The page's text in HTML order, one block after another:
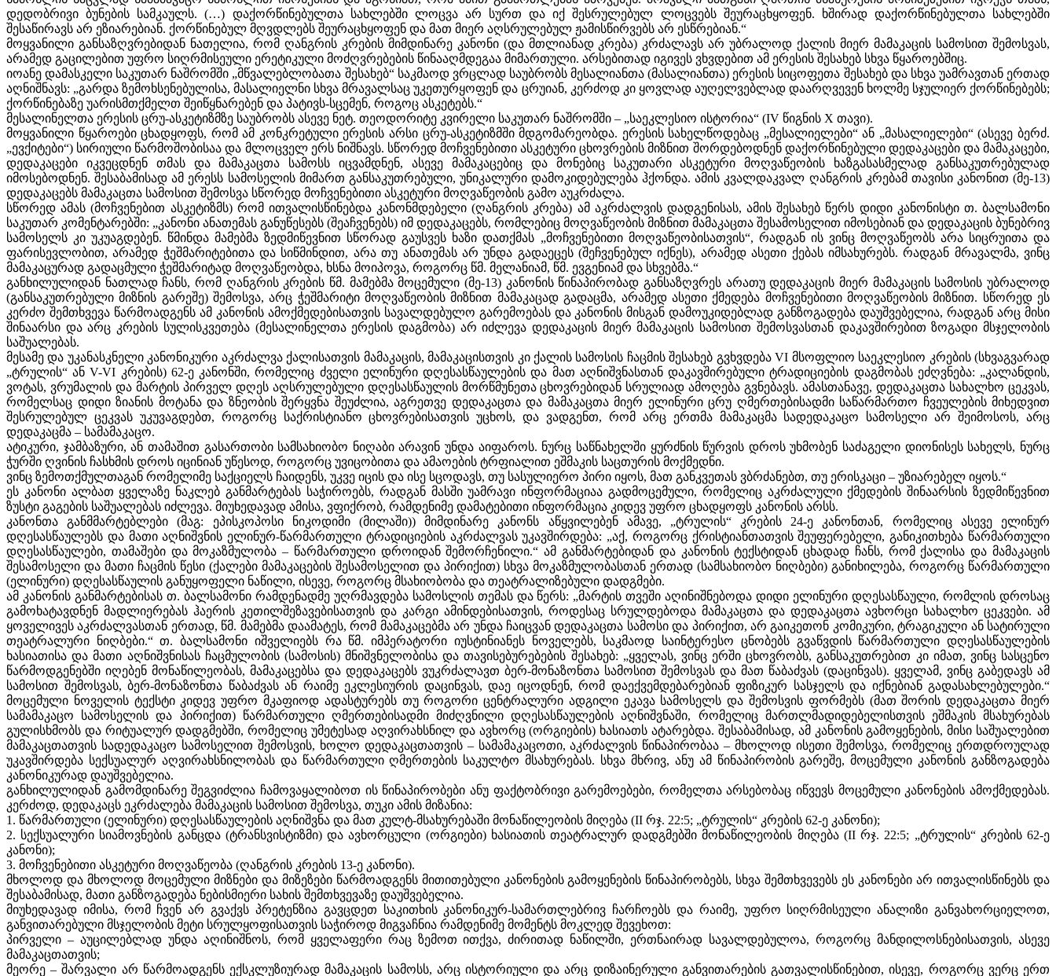
დედობრივი ბუნების სამკაულს. (…) დაქორწინებულთა სახლებში ლოცვა არ სურთ და იქ შესრულებულ ლოცვებს შეურაცხყოფენ. ხშირად დაქორწინებულთა სახლებში
შესაწირავს არ ეზიარებიან. ქორწინებულ მღვდლებს შეურაცხყოფენ და მათ მიერ აღსრულებულ ჟამისწირვებს არ ესწრებიან.“
მოყვანილი განსაზღვრებიდან ნათელია, რომ ღანგრის კრების მიმდინარე კანონი (და მთლიანად კრება) კრძალავს არ უბრალოდ ქალის მიერ მამაკაცის სამოსით შემოსვას,
არამედ გაცილებით უფრო სიღრმისეული ერეტიკული მოძღვრებების წინააღმდეგაა მიმართული. არსებითად იგივეს ვხვდებით ამ ერესის შესახებ სხვა წყაროებშიც.
იოანე დამასკელი საკუთარ ნაშრომში „მწვალებლობათა შესახებ“ საკმაოდ ვრცლად საუბრობს მესალიანთა (მასალიანთა) ერესის სიცოფეთა შესახებ და სხვა უამრავთან ერთად
აღნიშნავს: „გარდა ზემოხსენებულისა, მასალიელნი სხვა მრავალსაც უკეთურყოფენ და ცრუიან, კერძოდ კი ყოვლად აუღელვებლად დაარღვევენ ხოლმე სჯულიერ ქორწინებებს;
ქორწინებაზე უარისმთქმელთ შეიწყნარებენ და პატივს-სცემენ, როგოც ასკეტებს.“
მესალინელთა ერესის ცრუ-ასკეტიზმზე საუბრობს ასევე ნეტ. თეოდორიტე კვირელი საკუთარ ნაშრომში – „საეკლესიო ისტორია“ (IV წიგნის X თავი).
მოყვანილი წყაროები ცხადყოფს, რომ ამ კონკრეტული ერესის არსი ცრუ-ასკეტიზმში მდგომარეობდა. ერესის სახელწოდებაც „მესალიელები“ ან „მასალიელები“ (ასევე ბერძ.
„ევქიტები“) სირიული წარმოშობისაა და მლოცველ ერს ნიშნავს. სწორედ მოჩვენებითი ასკეტური ცხოვრების მიზნით შორდებოდნენ დაქორწინებული დედაკაცები და მამაკაცები,
დედაკაცები იკვეცდნენ თმას და მამაკაცთა სამოსს იცვამდნენ, ასევე მამაკაცებიც და მონებიც საკუთარი ასკეტური მოღვაწეობის ხაზგასასმელად განსაკუთრებულად
იმოსებოდნენ. შესაბამისად ამ ერესს სამოსელის მიმართ განსაკუთრებული, უნიკალური დამოკიდებულება ჰქონდა. ამის კვალდაკვალ ღანგრის კრებამ თავისი კანონით (მე-13)
დედაკაცებს მამაკაცთა სამოსით შემოსვა სწორედ მოჩვენებითი ასკეტური მოღვაწეობის გამო აუკრძალა.
სწორედ ამას (მოჩვენებით ასკეტიზმს) რომ ითვალისწინებდა კანონმდებელი (ღანგრის კრება) ამ აკრძალვის დადგენისას, ამის შესახებ წერს დიდი კანონისტი თ. ბალსამონი
საკუთარ კომენტარებში: „კანონი ანათემას განუწესებს (შეაჩვენებს) იმ დედაკაცებს, რომლებიც მოღვაწეობის მიზნით მამაკაცთა შესამოსელით იმოსებიან და დედაკაცის ბუნებრივ
სამოსელს კი უკუაგდებენ. წმინდა მამებმა ზედმიწევნით სწორად გაუსვეს ხაზი დათქმას „მოჩვენებითი მოღვაწეობისათვის“, რადგან ის ვინც მოღვაწეობს არა სიცრუითა და
ფარისევლობით, არამედ ჭეშმარიტებითა და სიწმინდით, არა თუ ანათემას არ უნდა გადაეცეს (შეჩვენებულ იქნეს), არამედ ასეთი ქებას იმსახურებს. რადგან მრავალმა, ვინც
მამაკაცურად გადაცმული ჭეშმარიტად მოღვაწეობდა, ხსნა მოიპოვა, როგორც წმ. მელანიამ, წმ. ევგენიამ და სხვებმა.“
განხილულიდან ნათლად ჩანს, რომ ღანგრის კრების წმ. მამებმა მოცემული (მე-13) კანონის წინაპირობად განსაზღვრეს არათუ დედაკაცის მიერ მამაკაცის სამოსის უბრალოდ
(განსაკუთრებული მიზნის გარეშე) შემოსვა, არც ჭეშმარიტი მოღვაწეობის მიზნით მამაკაცად გადაცმა, არამედ ასეთი ქმედება მოჩვენებითი მოღვაწეობის მიზნით. სწორედ ეს
კერძო შემთხვევა წარმოადგენს ამ კანონის ამოქმედებისათვის სავალდებულო გარემოებას და კანონის მისგან დამოუკიდებლად განზოგადება დაუშვებელია, რადგან არც მისი
შინაარსი და არც კრების სულისკვეთება (მესალინელთა ერესის დაგმობა) არ იძლევა დედაკაცის მიერ მამაკაცის სამოსით შემოსვასთან დაკავშირებით ზოგადი მსჯელობის
საშუალებას.
მესამე და უკანასკნელი კანონიკური აკრძალვა ქალისათვის მამაკაცის, მამაკაცისთვის კი ქალის სამოსის ჩაცმის შესახებ გვხვდება VI მსოფლიო საეკლესიო კრების (სხვაგვარად
„ტრულის“ ან V-VI კრების) 62-ე კანონში, რომელიც ძველი ელინური დღესასწაულების და მათ აღნიშვნასთან დაკავშირებული ტრადიციების დაგმობას ეძღვნება: „კალანდის,
ვოტას, ვრუმალის და მარტის პირველ დღეს აღსრულებული დღესასწაულის მორწმუნეთა ცხოვრებიდან სრულიად ამოღება გვნებავს. ამასთანავე, დედაკაცთა სახალხო ცეკვას,
რომელსაც დიდი ზიანის მოტანა და ზნეობის შერყვნა შეუძლია, აგრეთვე დედაკაცთა და მამაკაცთა მიერ ელინური ცრუ ღმერთებისადმი საწარმართო ჩვეულების მიხედვით
შესრულებულ ცეკვას უკუვაგდებთ, როგორც საქრისტიანო ცხოვრებისათვის უცხოს, და ვადგენთ, რომ არც ერთმა მამაკაცმა სადედაკაცო სამოსელი არ შეიმოსოს, არც
დედაკაცმა – სამამაკაცო.
ატიკური, ჯამბაზური, ან თამაშით გასართობი სამსახიობო ნიღაბი არავინ უნდა აიფაროს. ნურც საწნახელში ყურძნის წურვის დროს უხმობენ საძაგელი დიონისეს სახელს, ნურც
ჭურში ღვინის ჩასხმის დროს იცინიან უწესოდ, როგორც უვიცობითა და ამაოების ტრფიალით ეშმაკის საცთურის მოქმედნი.
ვინც ზემოთქმულთაგან რომელიმე საქციელს ჩაიდენს, უკვე იცის და ისე სცოდავს, თუ სასულიერო პირი იყოს, მათ განკვეთას ვბრძანებთ, თუ ერისკაცი – უზიარებელ იყოს.“
ეს კანონი ალბათ ყველაზე ნაკლებ განმარტებას საჭიროებს, რადგან მასში უამრავი ინფორმაციაა გადმოცემული, რომელიც აკრძალული ქმედების შინაარსის ზედმიწევნით
ზუსტი გაგების საშუალებას იძლევა. მიუხედავად ამისა, ვფიქრობ, რამდენიმე დამატებითი ინფორმაცია კიდევ უფრო ცხადყოფს კანონის არსს.
კანონთა განმმარტებლები (მაგ: ეპისკოპოსი ნიკოდიმი (მილაში)) მიმდინარე კანონს აწყვილებენ ამავე, „ტრულის“ კრების 24-ე კანონთან, რომელიც ასევე ელინურ
დღესასწაულებს და მათი აღნიშვნის ელინურ-წარმართული ტრადიციების აკრძალვას უკავშირდება: „აქ, როგორც ქრისტიანთათვის შეუფერებელი, განიკითხება წარმართული
დღესასწაულები, თამაშები და მოკაზმულობა – წარმართული დროიდან შემორჩენილი.“ ამ განმარტებიდან და კანონის ტექსტიდან ცხადად ჩანს, რომ ქალისა და მამაკაცის
შესამოსელი და მათი ჩაცმის წესი (ქალები მამაკაცების შესამოსელით და პირიქით) სხვა მოკაზმულობასთან ერთად (სამსახიობო ნიღბები) განიხილება, როგორც წარმართული
(ელინური) დღესასწაულის განუყოფელი ნაწილი, ისევე, როგორც მსახიობობა და თეატრალიზებული დადგმები.
ამ კანონის განმარტებისას თ. ბალსამონი რამდენადმე უღრმავდება სამოსლის თემას და წერს: „მარტის თვეში აღინიშნებოდა დიდი ელინური დღესასწაული, რომლის დროსაც
გამოხატავდნენ მადლიერებას ჰაერის კეთილშეზავებისათვის და კარგი ამინდებისათვის, როდესაც სრულდებოდა მამაკაცთა და დედაკაცთა ავხორცი სახალხო ცეკვები. ამ
ყოველივეს აკრძალვასთან ერთად, წმ. მამებმა დაამატეს, რომ მამაკაცებმა არ უნდა ჩაიცვან დედაკაცთა სამოსი და პირიქით, არ გაიკეთონ კომიკური, ტრაგიკული ან სატირული
თეატრალური ნიღბები.“ თ. ბალსამონი იშველიებს რა წმ. იმპერატორი იუსტინიანეს ნოველებს, საკმაოდ საინტერესო ცნობებს გვაწვდის წარმართული დღესასწაულების
ხასიათისა და მათი აღნიშვნისას ჩაცმულობის (სამოსის) მნიშვნელობისა და თავისებურებების შესახებ: „ყველას, ვინც ერში ცხოვრობს, განსაკუთრებით კი იმათ, ვინც სასცენო
წარმოდგენებში იღებენ მონაწილეობას, მამაკაცებსა და დედაკაცებს ვუკრძალავთ ბერ-მონაზონთა სამოსით შემოსვას და მათ წაბაძვას (დაცინვას). ყველამ, ვინც გაბედავს ამ
სამოსით შემოსვას, ბერ-მონაზონთა წაბაძვას ან რაიმე ეკლესიურის დაცინვას, დაე იცოდნენ, რომ დაექვემდებარებიან ფიზიკურ სასჯელს და იქნებიან გადასახლებულები.“
მოცემული ნოველის ტექსტი კიდევ უფრო მკაფიოდ ადასტურებს თუ როგორი ცენტრალური ადგილი ეკავა სამოსელს და შემოსვის ფორმებს (მათ შორის დედაკაცთა მიერ
სამამაკაცო სამოსელის და პირიქით) წარმართული ღმერთებისადმი მიძღვნილი დღესასწაულების აღნიშვნაში, რომელიც მართლმადიდებელისთვის ეშმაკის მსახურებას
გულისხმობს და რიტუალურ დადგმებში, რომელიც უმეტესად აღვირახსნილ და ავხორც (ორგიების) ხასიათს ატარებდა. შესაბამისად, ამ კანონის გამოყენების, მისი საშუალებით
მამაკაცთათვის სადედაკაცო სამოსელით შემოსვის, ხოლო დედაკაცთათვის – სამამაკაცოთი, აკრძალვის წინაპირობაა – მხოლოდ ისეთი შემოსვა, რომელიც ერთდროულად
უკავშირდება სექსუალურ აღვირახსნილობას და წარმართული ღმერთების საკულტო მსახურებას. სხვა მხრივ, ანუ ამ წინაპირობის გარეშე, მოცემული კანონის განზოგადება
კანონიკურად დაუშვებელია.
განხილულიდან გამომდინარე შეგვიძლია ჩამოვაყალიბოთ ის წინაპირობები ანუ ფაქტობრივი გარემოებები, რომელთა არსებობაც იწვევს მოცემული კანონების ამოქმედებას.
კერძოდ, დედაკაცს ეკრძალება მამაკაცის სამოსით შემოსვა, თუკი ამის მიზანია:
1. წარმართული (ელინური) დღესასწაულების აღნიშვნა და მათ კულტ-მსახურებაში მონაწილეობის მიღება (II რჯ. 22:5; „ტრულის“ კრების 62-ე კანონი);
2. სექსუალური სიამოვნების განცდა (ტრანსვისტიზმი) და ავხორცული (ორგიები) ხასიათის თეატრალურ დადგმებში მონაწილეობის მიღება (II რჯ. 22:5; „ტრულის“ კრების 62-ე
კანონი);
3. მოჩვენებითი ასკეტური მოღვაწეობა (ღანგრის კრების 13-ე კანონი).
მხოლოდ და მხოლოდ მოცემული მიზნები და მიზეზები წარმოადგენს მითითებული კანონების გამოყენების წინაპირობებს, სხვა შემთხვევებს ეს კანონები არ ითვალისწინებს და
შესაბამისად, მათი განზოგადება ნებისმიერი სახის შემთხვევაზე დაუშვებელია.
მიუხედავად იმისა, რომ ჩვენ არ გვაქვს პრეტენზია გავცდეთ საკითხის კანონიკურ-სამართლებრივ ჩარჩოებს და რაიმე, უფრო სიღრმისეული ანალიზი განვახორციელოთ,
განვითარებული მსჯელობის მეტი სრულყოფისათვის საჭიროდ მიგვაჩნია რამდენიმე მომენტს მოკლედ შევეხოთ:
პირველი – აუცილებლად უნდა აღინიშნოს, რომ ყველაფერი რაც ზემოთ ითქვა, ძირითად ნაწილში, ერთნაირად სავალდებულოა, როგორც მანდილოსნებისათვის, ასევე
მამაკაცთათვის;
მეორე – შარვალი არ წარმოადგენს ექსკლუზიურად მამაკაცის სამოსს, არც ისტორიული და არც დიზაინერული განვითარების გათვალისწინებით, ისევე, როგორც ვერც ერთ